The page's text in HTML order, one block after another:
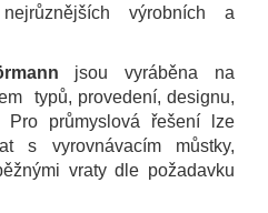
výrobních a
jsou vyráběna na
typů, provedení, designu,
Pro průmyslová řešení lze
s vyrovnávacím můstky,
vraty dle požadavku